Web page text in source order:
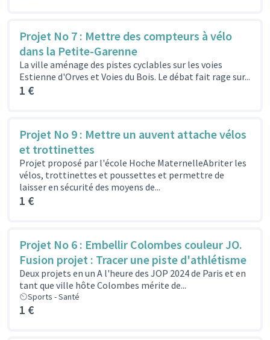
Projet No 7 : Mettre des compteurs à vélo
dans la Petite-Garenne
La ville aménage des pistes cyclables sur les voies
Estienne d'Orves et Voies du Bois. Le débat fait rage sur...
1 €
Projet No 9 : Mettre un auvent attache vélos
et trottinettes
Projet proposé par l'école Hoche MaternelleAbriter les
vélos, trottinettes et poussettes et permettre de
laisser en sécurité des moyens de...
1 €
Projet No 6 : Embellir Colombes couleur JO.
Fusion projet : Tracer une piste d'athlétisme
Deux projets en un A l'heure des JOP 2024 de Paris et en
tant que ville hôte Colombes mérite de...
Sports - Santé
1 €